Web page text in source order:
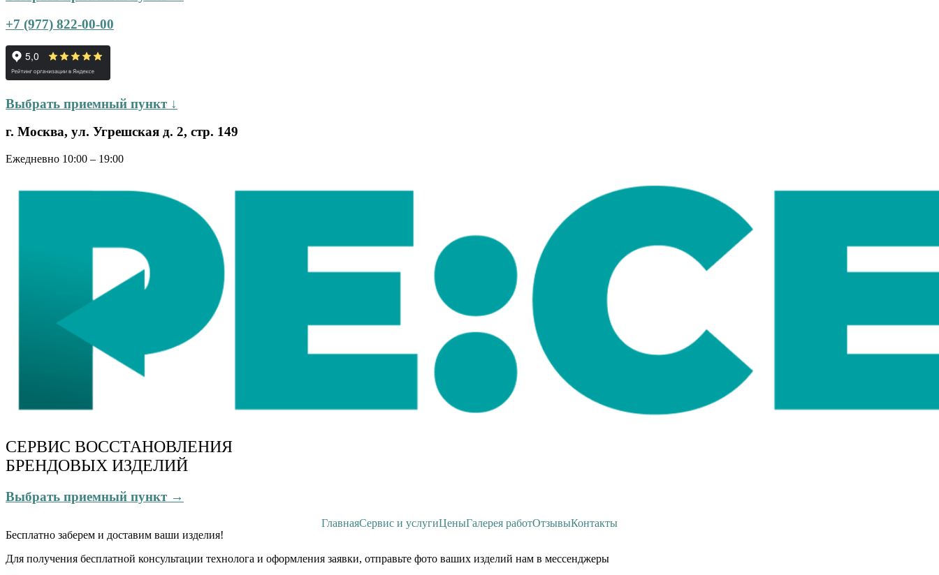
+7 (977) 822-00-00
Выбрать приемный пункт ↓
г. Москва, ул. Угрешская д. 2, стр. 149
Ежедневно 10:00 – 19:00
СЕРВИС ВОССТАНОВЛЕНИЯ
БРЕНДОВЫХ ИЗДЕЛИЙ
Выбрать приемный пункт →
ГлавнаяСервис и услугиЦеныГалерея работОтзывыКонтакты
Бесплатно заберем и доставим ваши изделия!
Для получения бесплатной консультации технолога и оформления заявки, отправьте фото ваших изделий нам в мессенджеры